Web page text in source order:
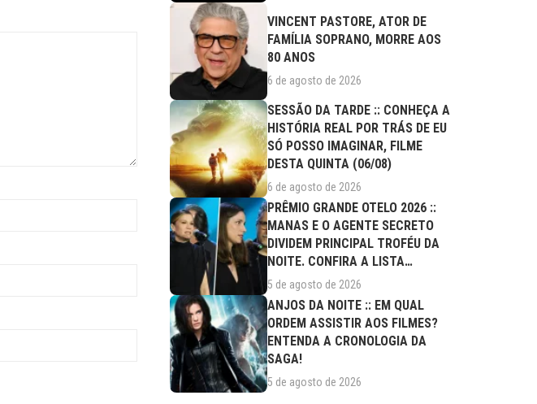
VINCENT PASTORE, ATOR DE
FAMÍLIA SOPRANO, MORRE AOS
80 ANOS
6 de agosto de 2026
SESSÃO DA TARDE :: CONHEÇA A
HISTÓRIA REAL POR TRÁS DE EU
SÓ POSSO IMAGINAR, FILME
DESTA QUINTA (06/08)
6 de agosto de 2026
PRÊMIO GRANDE OTELO 2026 ::
MANAS E O AGENTE SECRETO
DIVIDEM PRINCIPAL TROFÉU DA
NOITE. CONFIRA A LISTA
COMPLETA DE...
5 de agosto de 2026
ANJOS DA NOITE :: EM QUAL
ORDEM ASSISTIR AOS FILMES?
ENTENDA A CRONOLOGIA DA
SAGA!
5 de agosto de 2026